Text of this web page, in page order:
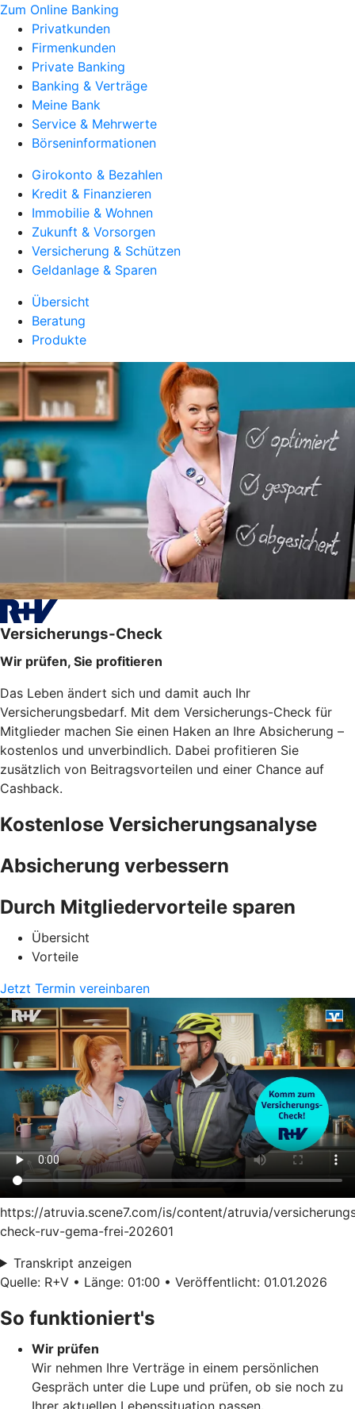
Zum Online Banking
Privatkunden
Firmenkunden
Private Banking
Banking & Verträge
Meine Bank
Service & Mehrwerte
Börseninformationen
Girokonto & Bezahlen
Kredit & Finanzieren
Immobilie & Wohnen
Zukunft & Vorsorgen
Versicherung & Schützen
Geldanlage & Sparen
Übersicht
Beratung
Produkte
Versicherungs-Check
Wir prüfen, Sie profitieren
Das Leben ändert sich und damit auch Ihr
Versicherungsbedarf. Mit dem Versicherungs-Check für
Mitglieder machen Sie einen Haken an Ihre Absicherung –
kostenlos und unverbindlich. Dabei profitieren Sie
zusätzlich von Beitragsvorteilen und einer Chance auf
Cashback.
Kostenlose Versicherungsanalyse
Absicherung verbessern
Durch Mitgliedervorteile sparen
Übersicht
Vorteile
Jetzt Termin vereinbaren
https://atruvia.scene7.com/is/content/atruvia/
check-ruv-gema-frei-202601
Transkript anzeigen
Quelle: R+V • Länge: 01:00 • Veröffentlicht: 01.01.2026
So funktioniert's
Wir prüfen
Wir nehmen Ihre Verträge in einem persönlichen
Gespräch unter die Lupe und prüfen, ob sie noch zu
Ihrer aktuellen Lebenssituation passen.